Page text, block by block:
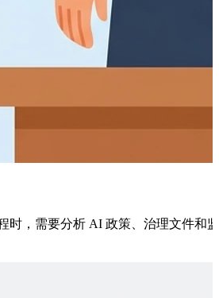
时，需要分析 AI 政策、治理文件和